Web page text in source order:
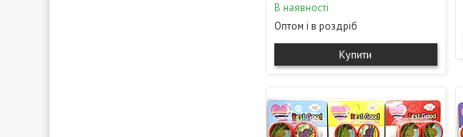
В наявності
Оптом і в роздріб
Купити